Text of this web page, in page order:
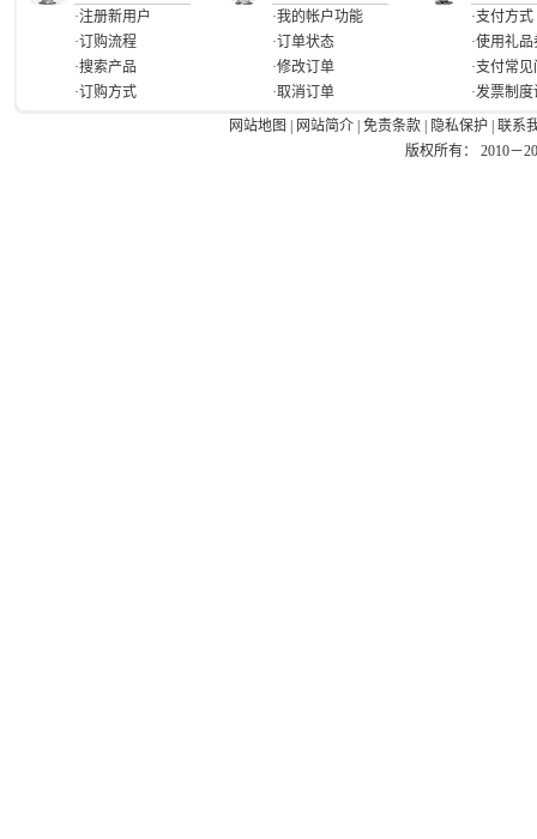
·注册新用户
·订购流程
·搜索产品
·订购方式
·我的帐户功能
·订单状态
·修改订单
·取消订单
·支付方式
·使用礼品
·支付常
·发票制
网站地图
网站简介 免责条款 隐私保护
联系
版权所有： 2010－